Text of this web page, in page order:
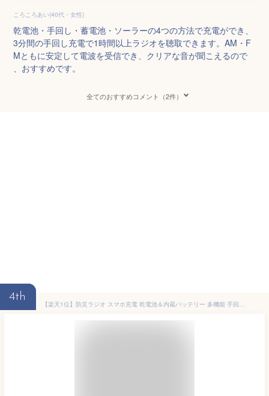
ころころあい(40代・女性)
乾電池・手回し・蓄電池・ソーラーの4つの方法で充電ができ、
3分間の手回し充電で1時間以上ラジオを聴取できます。AM・F
Mともに安定して電波を受信でき、クリアな音が聞こえるので
、おすすめです。
全てのおすすめコメント（2件）
4th
【楽天1位】防災ラジオ スマホ充電 乾電池＆内蔵バッテリー 多機能 手回し 1台5役 ラジオ ライト 生活防水 モバイルバッテリー SOSアラーム LEDライト USB充電 手回し充電 ソーラー充電 非常用ラジオ 防災グッズ 懐中電灯 マルチラジオ 1年保証 ★[送料無料][あす楽]